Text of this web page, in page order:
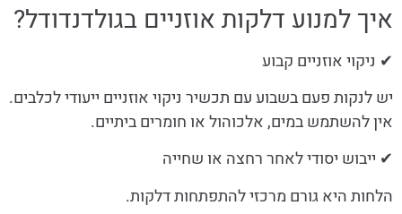
איך למנוע דלקות אוזניים בגולדנדודל?
✔ ניקוי אוזניים קבוע
יש לנקות פעם בשבוע עם תכשיר ניקוי אוזניים ייעודי לכלבים.
אין להשתמש במים, אלכוהול או חומרים ביתיים.
✔ ייבוש יסודי לאחר רחצה או שחייה
הלחות היא גורם מרכזי להתפתחות דלקות.